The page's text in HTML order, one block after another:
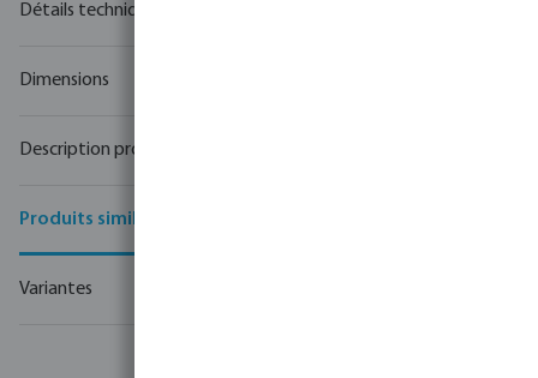
Détails techniques
Dimensions
Description produit
Produits similaires
Variantes